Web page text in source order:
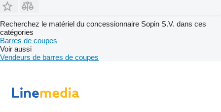
Recherchez le matériel du concessionnaire Sopin S.V. dans ces
catégories
Barres de coupes
Voir aussi
Vendeurs de barres de coupes